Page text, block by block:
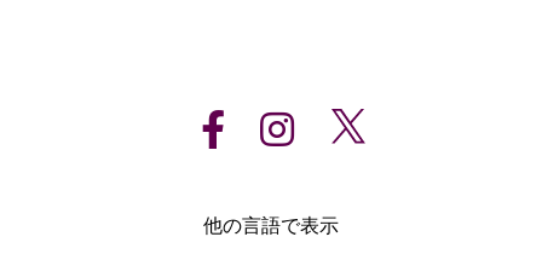
他の言語で表示